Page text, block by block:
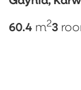
60.4 m23